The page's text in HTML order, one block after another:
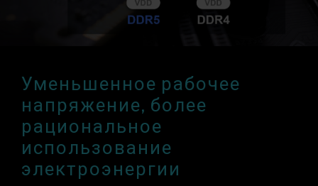
Уменьшенное рабочее
напряжение, более
рациональное
использование
электроэнергии